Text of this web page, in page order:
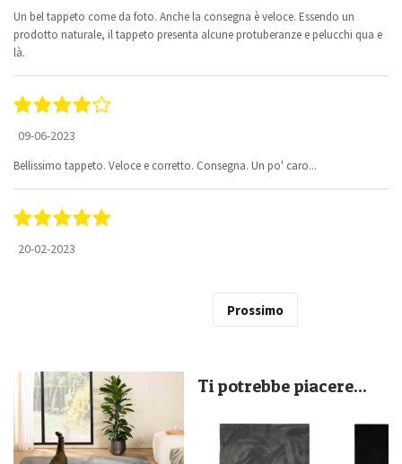
Un bel tappeto come da foto. Anche la consegna è veloce. Essendo un
prodotto naturale, il tappeto presenta alcune protuberanze e pelucchi qua e
là.
09-06-2023
Bellissimo tappeto. Veloce e corretto. Consegna. Un po' caro...
20-02-2023
Prossimo
Ti potrebbe piacere...